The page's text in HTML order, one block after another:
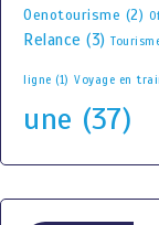
Oenotourisme (2)
Relance (3)
ligne (1) Voyage en
une (37)